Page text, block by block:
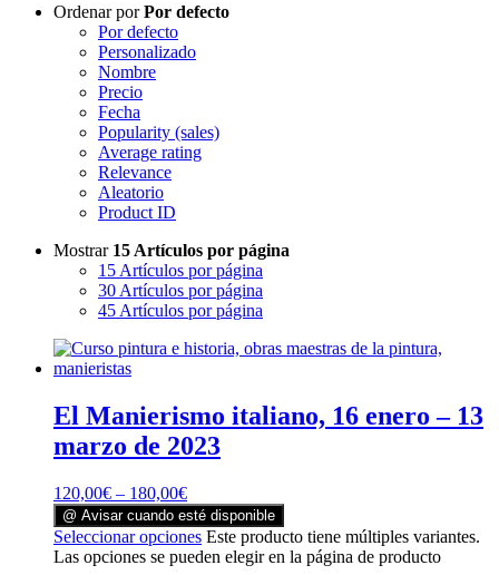
Ordenar porPor defecto
Por defecto
Personalizado
Nombre
Precio
Fecha
Popularity (sales)
Average rating
Relevance
Aleatorio
Product ID
Mostrar 15 Artículos por página
15 Artículos por página
30 Artículos por página
45 Artículos por página
El Manierismo italiano, 16 enero – 13
marzo de 2023
120,00€ – 180,00€
@ Avisar cuando esté disponible
Seleccionar opciones Este producto tiene múltiples variantes.
Las opciones se pueden elegir en la página de producto